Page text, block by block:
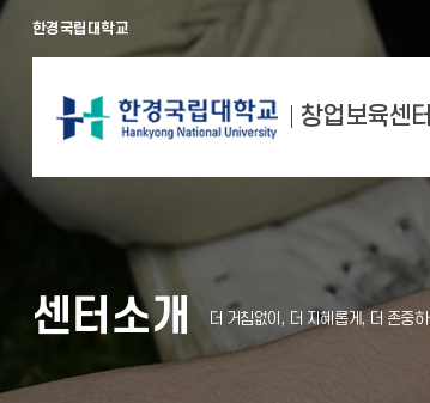
한경국립대학교
창업보육센터
센터소개